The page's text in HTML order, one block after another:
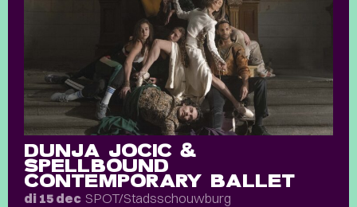
DUNJA JOCIC &
SPELLBOUND
CONTEMPORARY BALLET
di 15 dec SPOT/Stadsschouwburg